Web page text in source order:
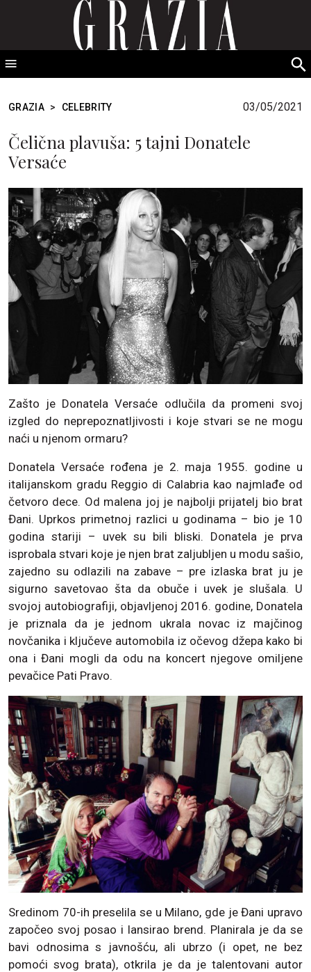
GRAZIA Srbija
GRAZIA > CELEBRITY 03/05/2021
Čelična plavuša: 5 tajni Donatele
Versaće
Zašto je Donatela Versaće odlučila da promeni svoj
izgled do neprepoznatljivosti i koje stvari se ne mogu
naći u njenom ormaru?
Donatela Versaće rođena je 2. maja 1955. godine u
italijanskom gradu Reggio di Calabria kao najmlađe od
četvoro dece. Od malena joj je najbolji prijatelj bio brat
Đani. Uprkos primetnoj razlici u godinama – bio je 10
godina stariji – uvek su bili bliski. Donatela je prva
isprobala stvari koje je njen brat zaljubljen u modu sašio,
zajedno su odlazili na zabave – pre izlaska brat ju je
sigurno savetovao šta da obuče i uvek je slušala. U
svojoj autobiografiji, objavljenoj 2016. godine, Donatela
je priznala da je jednom ukrala novac iz majčinog
novčanika i ključeve automobila iz očevog džepa kako bi
ona i Đani mogli da odu na koncert njegove omiljene
pevačice Pati Pravo.
Sredinom 70-ih preselila se u Milano, gde je Đani upravo
započeo svoj posao i lansirao brend. Planirala je da se
bavi odnosima s javnošću, ali ubrzo (i opet, ne bez
pomoći svog brata), otkrila je da je talentovani autor